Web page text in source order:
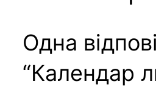
Одна
“Календар